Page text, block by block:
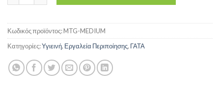
Κωδικός προϊόντος:MTG-MEDIUM
Κατηγορίες:Υγιεινή, Εργαλεία Περιποίησης, ΓΑΤΑ